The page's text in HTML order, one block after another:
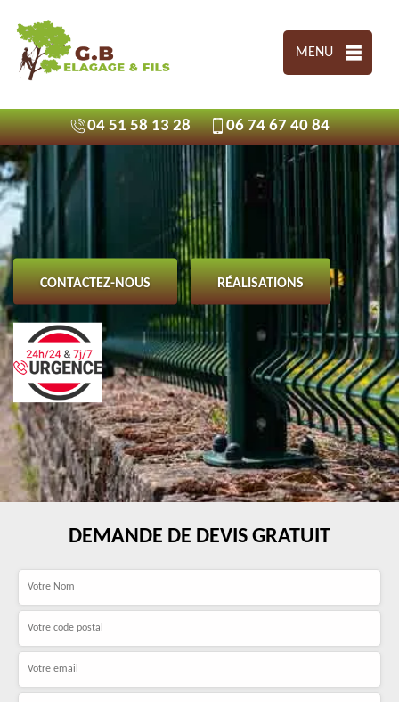
MENU
04 51 58 13 28 06 74 67 40 84
CONTACTEZ-NOUS RÉALISATIONS
DEMANDE DE DEVIS GRATUIT